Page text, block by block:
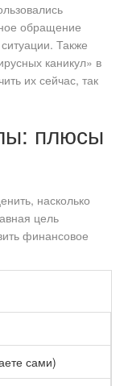
обращение
Также
каникул» в
их сейчас, так
плюсы
насколько
цель
финансовое
сами)